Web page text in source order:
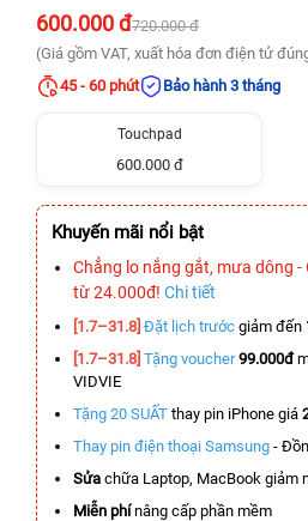
600.000 đ720.000 đ
(Giá gồm VAT, xuất hóa đơn điện tử
45 - 60 phút
Bảo hành 3 tháng
Touchpad
600.000 đ
Khuyến mãi nổi bật
Chẳng lo nắng gắt, mưa dông
từ 24.000đ! Chi tiết
[1.7–31.8] Đặt lịch trước giảm đến
[1.7–31.8] Tặng voucher 99.000đ
VIDVIE
Tặng 20 SUẤT thay pin iPhone giá
Thay pin điện thoại Samsung -
Sửa chữa Laptop, MacBook giảm
Miễn phínâng cấp phần mềm